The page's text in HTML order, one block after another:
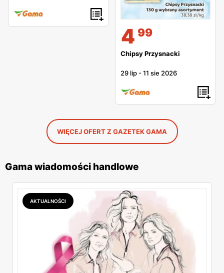
4 99
Chipsy Przysnacki
29 lip -11 sie 2026
WIĘCEJ OFERT Z GAZETEK GAMA
Gama wiadomości handlowe
AKTUALNOŚCI